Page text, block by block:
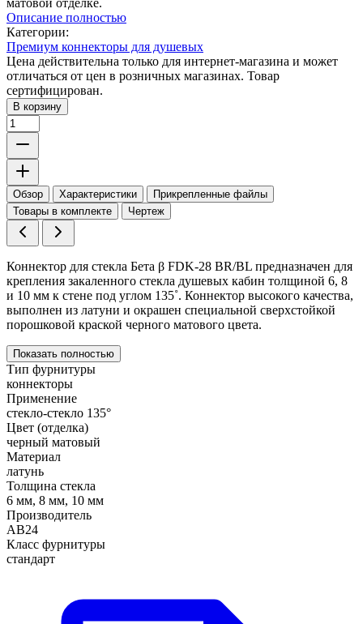
матовой отделке.
Описание полностью
Категории:
Премиум коннекторы для душевых
Цена действительна только для интернет-магазина и может
отличаться от цен в розничных магазинах. Товар
сертифицирован.
В корзину
Обзор Характеристики
Прикрепленные файлы
Товары в комплекте
Чертеж
Коннектор для стекла Бета β FDK-28 BR/BL предназначен для
крепления закаленного стекла душевых кабин толщиной 6, 8
и 10 мм к стене под углом 135˚. Коннектор высокого качества,
выполнен из латуни и окрашен специальной сверхстойкой
порошковой краской черного матового цвета.
Показать полностью
Тип фурнитуры
коннекторы
Применение
стекло-стекло 135°
Цвет (отделка)
черный матовый
Материал
латунь
Толщина стекла
6 мм, 8 мм, 10 мм
Производитель
АВ24
Класс фурнитуры
стандарт